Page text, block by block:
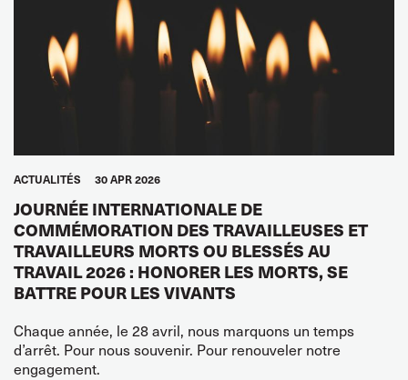
ACTUALITÉS 30 APR 2026
JOURNÉE INTERNATIONALE DE
COMMÉMORATION DES TRAVAILLEUSES ET
TRAVAILLEURS MORTS OU BLESSÉS AU
TRAVAIL 2026 : HONORER LES MORTS, SE
BATTRE POUR LES VIVANTS
Chaque année, le 28 avril, nous marquons un temps
d’arrêt. Pour nous souvenir. Pour renouveler notre
engagement.